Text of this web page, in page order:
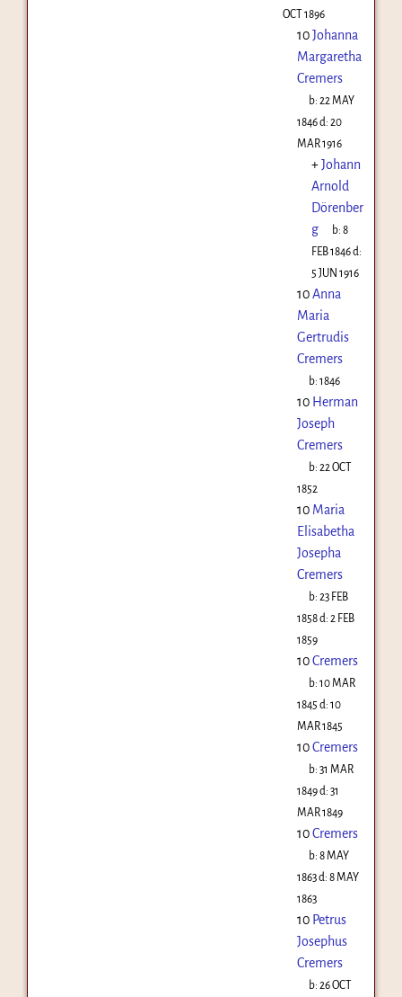
OCT 1896
10Johanna
Margaretha
Cremers
b:22 MAY
1846d: 20
MAR 1916
+Johann
Arnold
Dörenber
g
b:8
FEB 1846d:
5 JUN 1916
10Anna
Maria
Gertrudis
Cremers
b:1846
10 Herman
Joseph
Cremers
b:22 OCT
1852
10 Maria
Elisabetha
Josepha
Cremers
b:23 FEB
1858d: 2 FEB
1859
10Cremers
b:10 MAR
1845 d: 10
MAR 1845
10Cremers
b:31 MAR
1849d: 31
MAR 1849
10Cremers
b:8 MAY
1863d: 8 MAY
1863
10 Petrus
Josephus
Cremers
b:26 OCT